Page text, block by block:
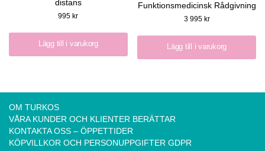
distans
995 kr
Lägg till i varukorg
Funktionsmedicinsk Rådgivning
3 995 kr
Lägg till i varukorg
OM TURKOS
VÅRA KUNDER OCH KLIENTER BERÄTTAR
KONTAKTA OSS – ÖPPETTIDER
KÖPVILLKOR OCH PERSONUPPGIFTER GDPR